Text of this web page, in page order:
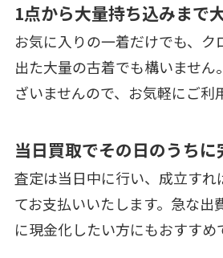
1点から大量持ち込みまで
お気に入りの一着だけでも、ク
出た大量の古着でも構いません
ざいませんので、お気軽にご利
当日買取でその日のうちに
査定は当日中に行い、成立すれ
てお支払いいたします。急な出
に現金化したい方にもおすすめ